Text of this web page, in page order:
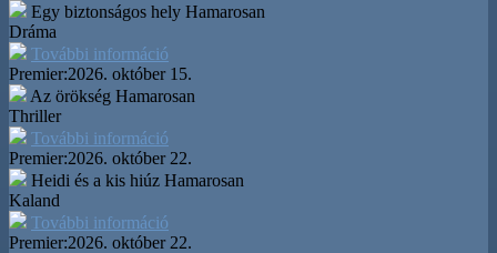
Egy biztonságos hely Hamarosan
Dráma
További információ
Premier:2026. október 15.
Az örökség Hamarosan
Thriller
További információ
Premier:2026. október 22.
Heidi és a kis hiúz Hamarosan
Kaland
További információ
Premier:2026. október 22.